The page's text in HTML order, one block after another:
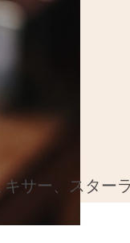
サー、スター